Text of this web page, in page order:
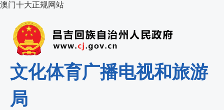
澳门十大正规网站
文化体育广播电视和旅游
局